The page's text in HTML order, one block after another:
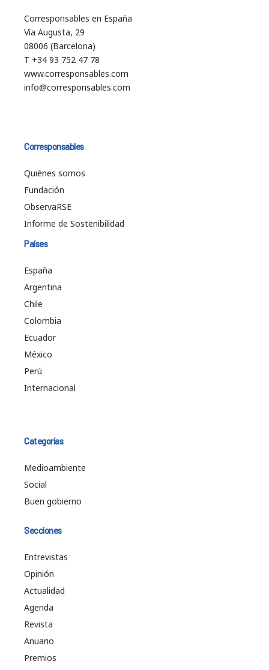
Corresponsables en España
Vía Augusta, 29
08006 (Barcelona)
T +34 93 752 47 78
www.corresponsables.com
info@corresponsables.com
Corresponsables
Quiénes somos
Fundación
ObservaRSE
Informe de Sostenibilidad
Países
España
Argentina
Chile
Colombia
Ecuador
México
Perú
Internacional
Categorías
Medioambiente
Social
Buen gobierno
Secciones
Entrevistas
Opinión
Actualidad
Agenda
Revista
Anuario
Premios